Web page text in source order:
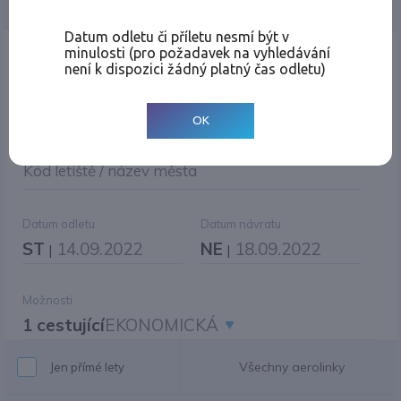
Místo odletu
Kód letiště / název města
Datum odletu
ST | 14.09.2022
Datum návratu
NE | 18.09.2022
Možnosti
1 cestujícíEKONOMICKÁ
Jen přímé lety Všechny aerolinky
Datum odletu či příletu nesmí být v
minulosti (pro požadavek na vyhledávání
není k dispozici žádný platný čas odletu)
OK